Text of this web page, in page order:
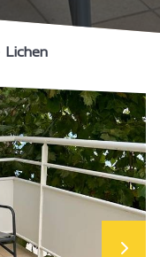
Lichen